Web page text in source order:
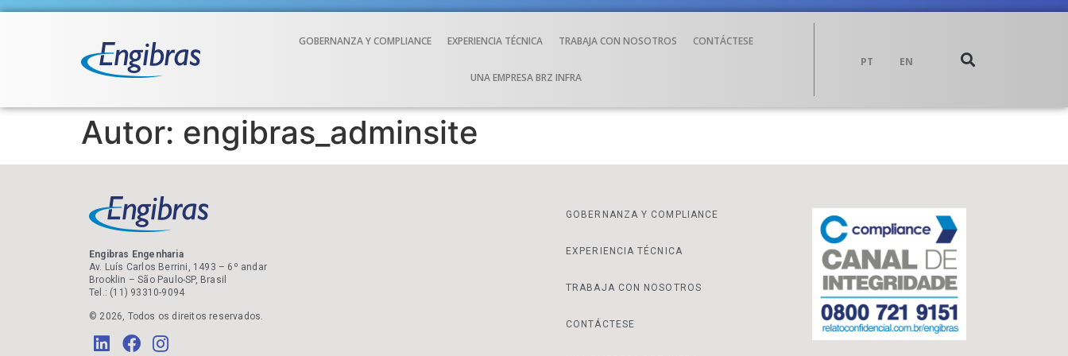
GOBERNANZA Y COMPLIANCE EXPERIENCIA TÉCNICA TRABAJA CON NOSOTROS CONTÁCTESE
UNA EMPRESA BRZ INFRA
PT EN
Autor: engibras_adminsite
Engibras Engenharia
Av. Luís Carlos Berrini, 1493 – 6º andar
Brooklin – São Paulo-SP, Brasil
Tel.: (11) 93310-9094
© 2026, Todos os direitos reservados.
GOBERNANZA Y COMPLIANCE
EXPERIENCIA TÉCNICA
TRABAJA CON NOSOTROS
CONTÁCTESE